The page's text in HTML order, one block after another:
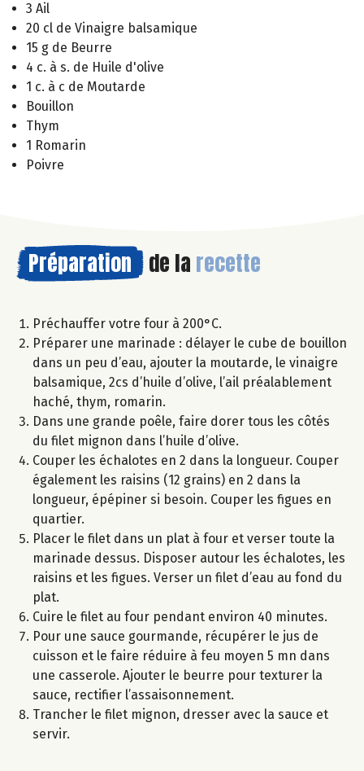
3 Ail
20 cl de Vinaigre balsamique
15 g de Beurre
4 c. à s. de Huile d'olive
1 c. à c de Moutarde
Bouillon
Thym
1 Romarin
Poivre
Préparation de la recette
Préchauffer votre four à 200°C.
Préparer une marinade : délayer le cube de bouillon
dans un peu d’eau, ajouter la moutarde, le vinaigre
balsamique, 2cs d’huile d’olive, l’ail préalablement
haché, thym, romarin.
Dans une grande poêle, faire dorer tous les côtés
du filet mignon dans l’huile d’olive.
Couper les échalotes en 2 dans la longueur. Couper
également les raisins (12 grains) en 2 dans la
longueur, épépiner si besoin. Couper les figues en
quartier.
Placer le filet dans un plat à four et verser toute la
marinade dessus. Disposer autour les échalotes, les
raisins et les figues. Verser un filet d’eau au fond du
plat.
Cuire le filet au four pendant environ 40 minutes.
Pour une sauce gourmande, récupérer le jus de
cuisson et le faire réduire à feu moyen 5 mn dans
une casserole. Ajouter le beurre pour texturer la
sauce, rectifier l’assaisonnement.
Trancher le filet mignon, dresser avec la sauce et
servir.